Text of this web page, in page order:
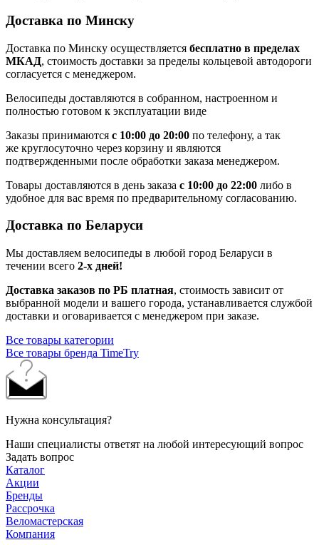
Доставка по Минску
Доставка по Минску осуществляется бесплатно в пределах
МКАД, стоимость доставки за пределы кольцевой автодороги
согласуется с менеджером.
Велосипеды доставляются в собранном, настроенном и
полностью готовом к эксплуатации виде
Заказы принимаются с 10:00 до 20:00 по телефону, а так
же круглосуточно через корзину и являются
подтвержденными после обработки заказа менеджером.
Товары доставляются в день заказа с 10:00 до 22:00 либо в
удобное для вас время по предварительному согласованию.
Доставка по Беларуси
Мы доставляем велосипеды в любой город Беларуси в
течении всего 2-х дней!
Доставка заказов по РБ платная, стоимость зависит от
выбранной модели и вашего города, устанавливается службой
доставки и оговаривается с менеджером при заказе.
Все товары категории
Все товары бренда TimeTry
Нужна консультация?
Наши специалисты ответят на любой интересующий вопрос
Задать вопрос
Каталог
Акции
Бренды
Рассрочка
Веломастерская
Компания